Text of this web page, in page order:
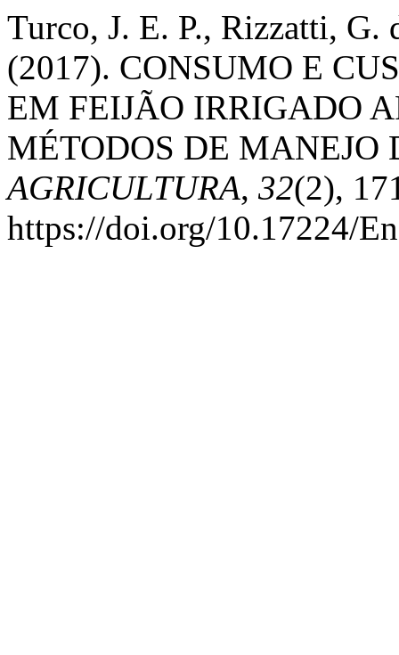
Turco, J. E. P., Rizzatti,
(2017). CONSUMO E
EM FEIJÃO IRRIGADO
MÉTODOS DE
AGRICULTURA, 32(2),
https://doi.org/10.17224/